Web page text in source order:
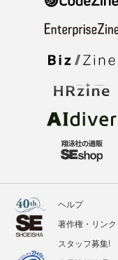
ヘルプ
著作権・リンク
スタッフ募集!